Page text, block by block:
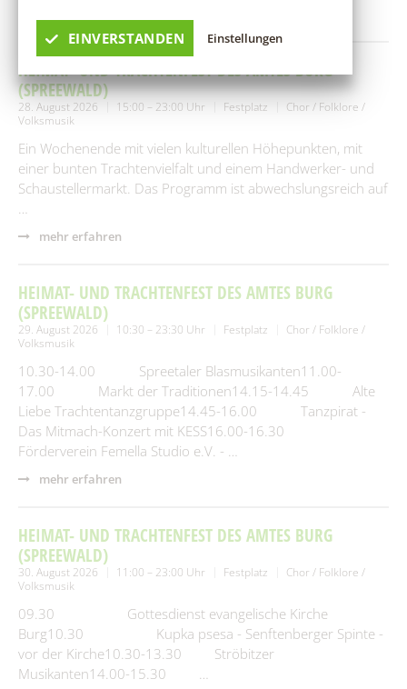
EINVERSTANDEN Einstellungen
HEIMAT- UND TRACHTENFEST DES AMTES BURG
(SPREEWALD)
28. August 2026 15:00 – 23:00 Uhr Festplatz
Chor / Folklore /
Volksmusik
Ein Wochenende mit vielen kulturellen Höhepunkten, mit
einer bunten Trachtenvielfalt und einem Handwerker- und
Schaustellermarkt. Das Programm ist abwechslungsreich auf
…
mehr erfahren
HEIMAT- UND TRACHTENFEST DES AMTES BURG
(SPREEWALD)
29. August 2026 10:30 – 23:30 Uhr Festplatz
Chor / Folklore /
Volksmusik
10.30-14.00 Spreetaler Blasmusikanten11.00-
17.00 Markt der Traditionen14.15-14.45 Alte
Liebe Trachtentanzgruppe14.45-16.00 Tanzpirat -
Das Mitmach-Konzert mit KESS16.00-16.30
Förderverein Femella Studio e.V. - …
mehr erfahren
HEIMAT- UND TRACHTENFEST DES AMTES BURG
(SPREEWALD)
30. August 2026 11:00 – 23:00 Uhr Festplatz
Chor / Folklore /
Volksmusik
09.30 Gottesdienst evangelische Kirche
Burg10.30 Kupka psesa - Senftenberger Spinte -
vor der Kirche10.30-13.30 Ströbitzer
Musikanten14.00-15.30 …